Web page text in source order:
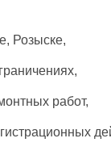
Розыске,
работ,